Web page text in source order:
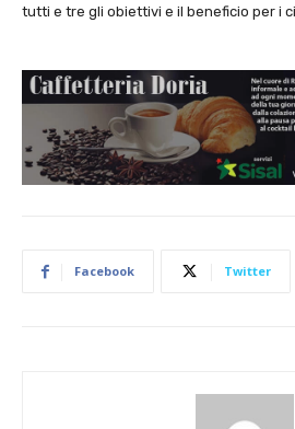
tutti e tre gli obiettivi e il beneficio per i
Facebook Twitter